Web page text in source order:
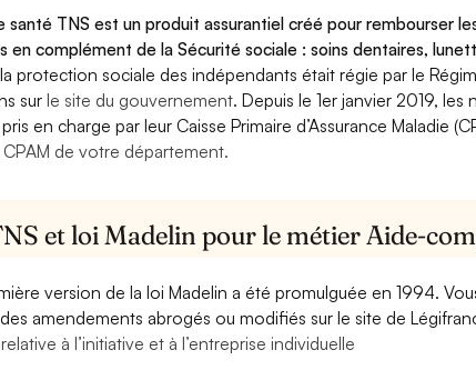
santé TNS est un produit assurantiel créé pour rembourser
en complément de la Sécurité sociale : soins dentaires,
protection sociale des indépendants était régie par le
surle site du gouvernement. Depuis le 1er janvier 2019,
en charge par leur Caisse Primaire d’Assurance Maladie
de votre département.
et loi Madelin pour le métier Aide-
version de la loi Madelin a été promulguée en 1994.
amendements abrogés ou modifiés sur le site de
à l’initiative et à l’entreprise individuelle